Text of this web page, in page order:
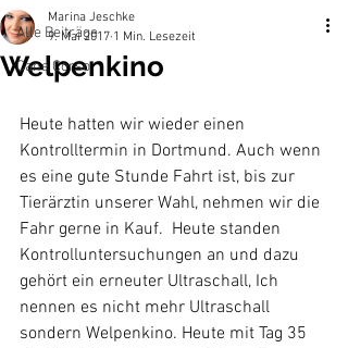
Alle Beiträge
Cane Corso
Welpenkino
Marina Jeschke
9. Mai 2017 1 Min. Lesezeit
Heute hatten wir wieder einen
Kontrolltermin in Dortmund. Auch wenn
es eine gute Stunde Fahrt ist, bis zur
Tierärztin unserer Wahl, nehmen wir die
Fahr gerne in Kauf.  Heute standen
Kontrolluntersuchungen an und dazu
gehört ein erneuter Ultraschall, Ich
nennen es nicht mehr Ultraschall
sondern Welpenkino. Heute mit Tag 35